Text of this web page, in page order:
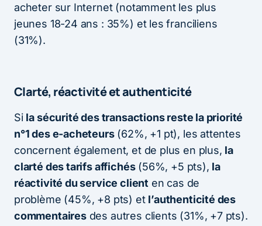
acheter sur Internet (notamment les plus
jeunes 18-24 ans : 35%) et les franciliens
(31%).
Clarté, réactivité et authenticité
Si la sécurité des transactions reste la priorité
n°1 des e-acheteurs(62%, +1 pt), les attentes
concernent également, et de plus en plus, la
clarté des tarifs affichés(56%, +5 pts), la
réactivité du service clienten cas de
problème (45%, +8 pts) et l’authenticité des
commentairesdes autres clients (31%, +7 pts).